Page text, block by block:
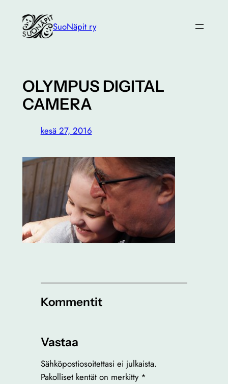
sisältöön
SuoNäpit ry
OLYMPUS DIGITAL
CAMERA
kesä 27, 2016
Kommentit
Vastaa
Sähköpostiosoitettasi ei julkaista.
Pakolliset kentät on merkitty *